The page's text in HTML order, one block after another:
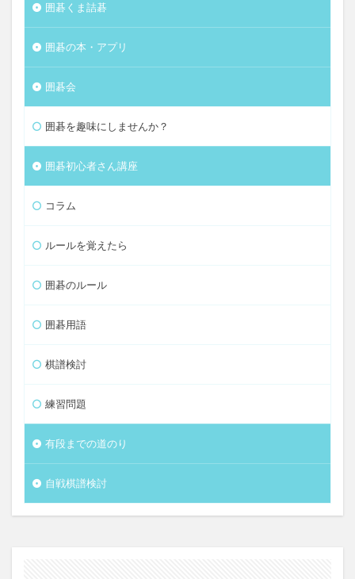
囲碁くま詰碁
囲碁の本・アプリ
囲碁会
囲碁を趣味にしませんか？
囲碁初心者さん講座
コラム
ルールを覚えたら
囲碁のルール
囲碁用語
棋譜検討
練習問題
有段までの道のり
自戦棋譜検討